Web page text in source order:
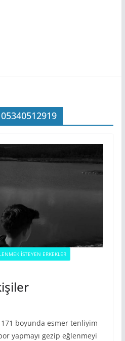
İSTEYEN ERKEKLER
boyunda esmer tenliyim
yapmayı gezip eğlenmeyi